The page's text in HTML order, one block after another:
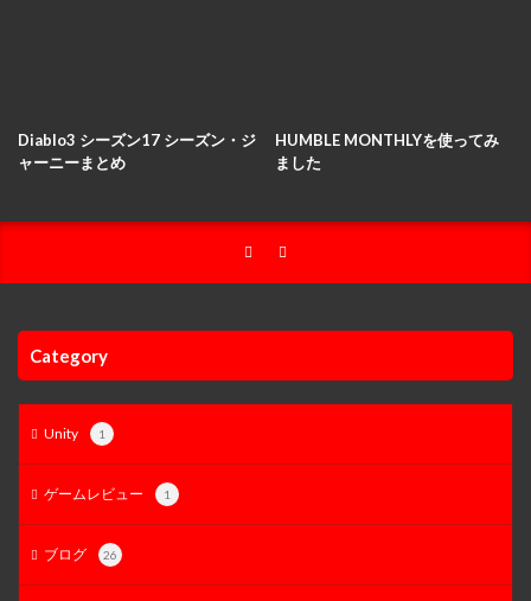
Diablo3 シーズン17 シーズン・ジ
ャーニーまとめ
HUMBLE MONTHLYを使ってみ
ました
Category
Unity 1
ゲームレビュー 1
ブログ 26